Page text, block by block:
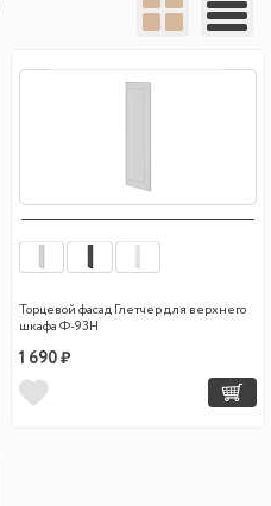
Торцевой фасад Глетчер для верхнего
шкафа Ф-93Н
1 690 ₽